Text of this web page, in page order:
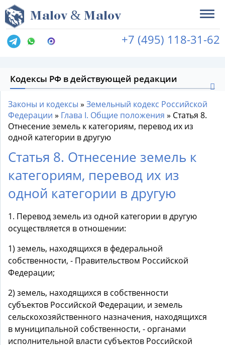
Malov & Malov
+7 (495) 118-31-62
Кодексы РФ в действующей редакции
Законы и кодексы » Земельный кодекс Российской
Федерации » Глава I. Общие положения » Статья 8.
Отнесение земель к категориям, перевод их из
одной категории в другую
Статья 8. Отнесение земель к
категориям, перевод их из
одной категории в другую
1. Перевод земель из одной категории в другую
осуществляется в отношении:
1) земель, находящихся в федеральной
собственности, - Правительством Российской
Федерации;
2) земель, находящихся в собственности
субъектов Российской Федерации, и земель
сельскохозяйственного назначения, находящихся
в муниципальной собственности, - органами
исполнительной власти субъектов Российской